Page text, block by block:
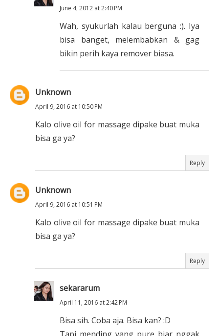
June 4, 2012 at 2:40 PM
Wah, syukurlah kalau berguna :). Iya
bisa banget, melembabkan & gag
bikin perih kaya remover biasa.
Unknown
April 9, 2016 at 10:50 PM
Kalo olive oil for massage dipake buat muka
bisa ga ya?
Reply
Unknown
April 9, 2016 at 10:51 PM
Kalo olive oil for massage dipake buat muka
bisa ga ya?
Reply
sekararum
April 11, 2016 at 2:42 PM
Bisa sih. Coba aja. Bisa kan? :D